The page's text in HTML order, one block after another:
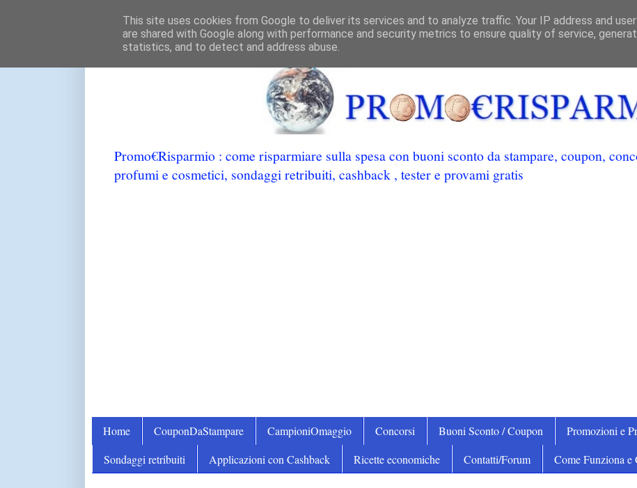
Promo€Risparmio : come risparmiare sulla spesa con buoni sconto da stampare, coupon,
profumi e cosmetici, sondaggi retribuiti, cashback , tester e provami gratis
Home CouponDaStampare CampioniOmaggio Concorsi Buoni Sconto / Coupon Promozioni e
Sondaggi retribuiti
Applicazioni con Cashback Ricette economiche Contatti/Forum Come Funziona e
This site uses cookies from Google to deliver its services and to analyze traffic. Your IP address and
are shared with Google along with performance and security metrics to ensure quality of service,
statistics, and to detect and address abuse.